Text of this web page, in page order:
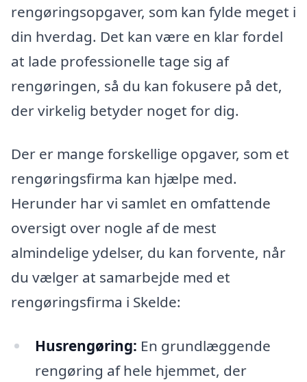
rengøringsopgaver, som kan fylde meget i
din hverdag. Det kan være en klar fordel
at lade professionelle tage sig af
rengøringen, så du kan fokusere på det,
der virkelig betyder noget for dig.
Der er mange forskellige opgaver, som et
rengøringsfirma kan hjælpe med.
Herunder har vi samlet en omfattende
oversigt over nogle af de mest
almindelige ydelser, du kan forvente, når
du vælger at samarbejde med et
rengøringsfirma i Skelde:
Husrengøring: En grundlæggende
rengøring af hele hjemmet, der